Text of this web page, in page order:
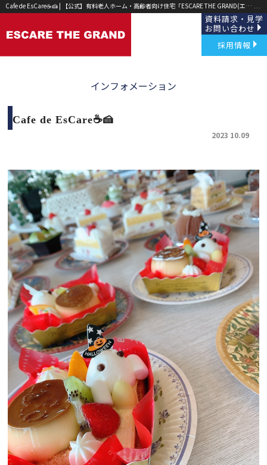
Cafe de EsCare☕🍰 | 【公式】有料老人ホーム・高齢者向け住宅「ESCARE THE GRAND(エスケア ザ グランド)」草津・野洲｜
資料請求・見学
お問い合わせ
採用情報
インフォメーション
Cafe de EsCare☕🍰
2023 10.09